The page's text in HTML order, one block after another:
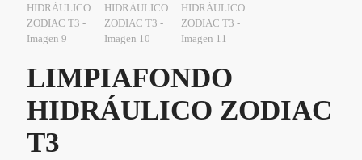
LIMPIAFONDO
HIDRÁULICO ZODIAC
T3